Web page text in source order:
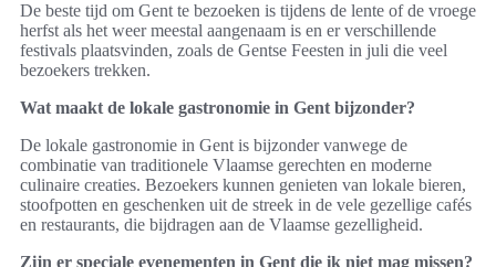
De beste tijd om Gent te bezoeken is tijdens de lente of de vroege
herfst als het weer meestal aangenaam is en er verschillende
festivals plaatsvinden, zoals de Gentse Feesten in juli die veel
bezoekers trekken.
Wat maakt de lokale gastronomie in Gent bijzonder?
De lokale gastronomie in Gent is bijzonder vanwege de
combinatie van traditionele Vlaamse gerechten en moderne
culinaire creaties. Bezoekers kunnen genieten van lokale bieren,
stoofpotten en geschenken uit de streek in de vele gezellige cafés
en restaurants, die bijdragen aan de Vlaamse gezelligheid.
Zijn er speciale evenementen in Gent die ik niet mag missen?